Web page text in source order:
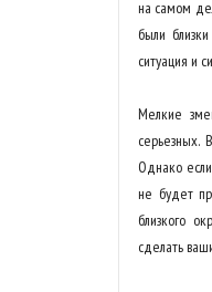
на самом
были
ситуация и
Мелкие
серьезных.
Однако
не будет
близкого
сделать